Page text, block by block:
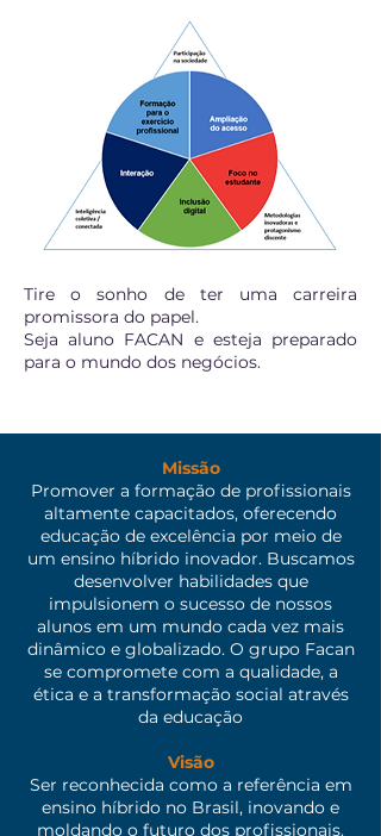
Tire o sonho de ter uma carreira
promissora do papel.
Seja aluno FACAN e esteja preparado
para o mundo dos negócios.
Missão
Promover a formação de profissionais
altamente capacitados, oferecendo
educação de excelência por meio de
um ensino híbrido inovador. Buscamos
desenvolver habilidades que
impulsionem o sucesso de nossos
alunos em um mundo cada vez mais
dinâmico e globalizado. O grupo Facan
se compromete com a qualidade, a
ética e a transformação social através
da educação
Visão
Ser reconhecida como a referência em
ensino híbrido no Brasil, inovando e
moldando o futuro dos profissionais.